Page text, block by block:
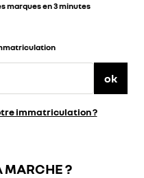
marques en 3 minutes
ok
immatriculation ?
?